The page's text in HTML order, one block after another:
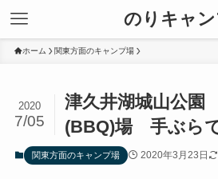
のりキャ
ホーム 関東方面のキャンプ場
津久井湖城山公
(BBQ)場 手ぶら
2020
7/05
関東方面のキャンプ場 2020年3月23日